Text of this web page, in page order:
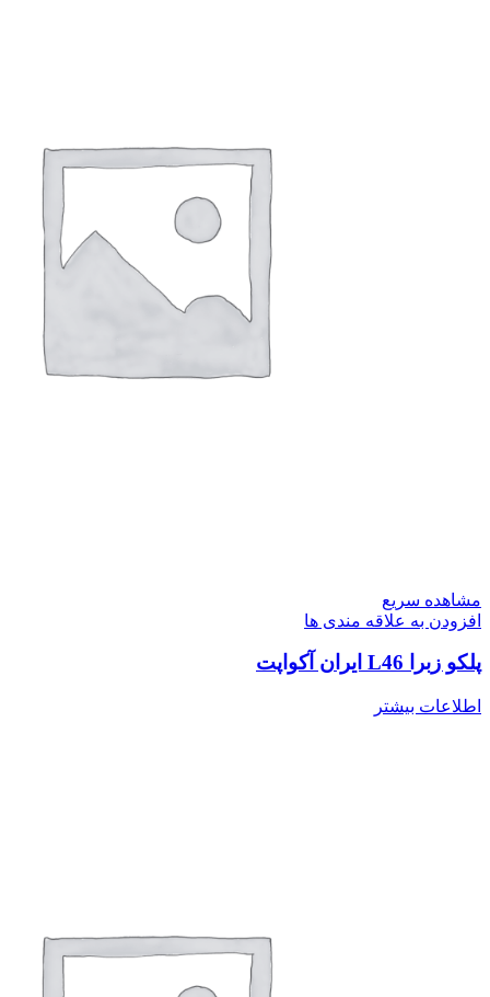
مشاهده سریع
افزودن به علاقه مندی ها
پلکو زبرا L46 ایران آکواپت
اطلاعات بیشتر